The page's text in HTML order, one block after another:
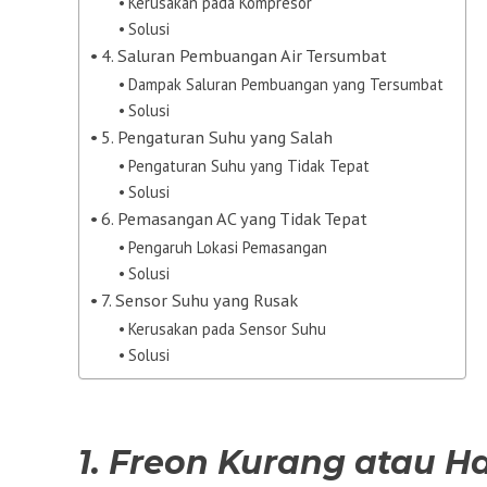
Solusi
4. Saluran Pembuangan Air Tersumbat
Dampak Saluran Pembuangan yang Tersumbat
Solusi
5. Pengaturan Suhu yang Salah
Pengaturan Suhu yang Tidak Tepat
Solusi
6. Pemasangan AC yang Tidak Tepat
Pengaruh Lokasi Pemasangan
Solusi
7. Sensor Suhu yang Rusak
Kerusakan pada Sensor Suhu
Solusi
1. Freon Kurang atau